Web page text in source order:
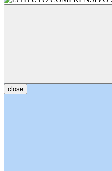
close